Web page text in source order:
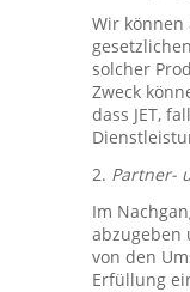
Wir
solcher
Zweck
dass JET,
2. Partner-
Im
abzugeben
von den
Erfüllung